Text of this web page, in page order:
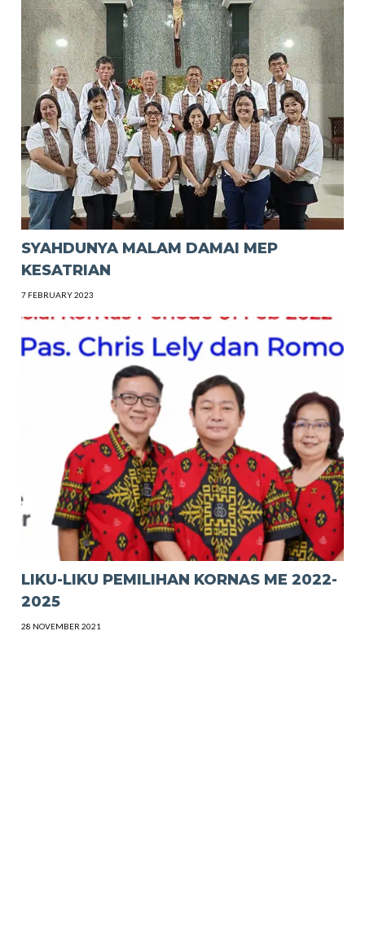
SYAHDUNYA MALAM DAMAI MEP
KESATRIAN
7 FEBRUARY 2023
LIKU-LIKU PEMILIHAN KORNAS ME 2022-
2025
28 NOVEMBER 2021